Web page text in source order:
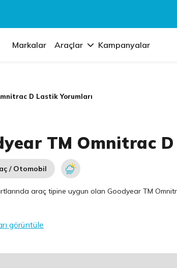
Markalar Araçlar Kampanyalar
D Lastik Yorumları
TM Omnitrac
/ Otomobil
araç tipine uygun olanGoodyear TM
görüntüle